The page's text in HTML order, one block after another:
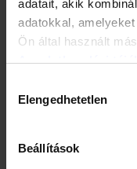
adatait, akik
adatokkal,
Ön által használt
Az adatkezelési
kiválasztása
Elengedhetetlen
Beállítások
reumatológusok 42%-
orvoshoz nem